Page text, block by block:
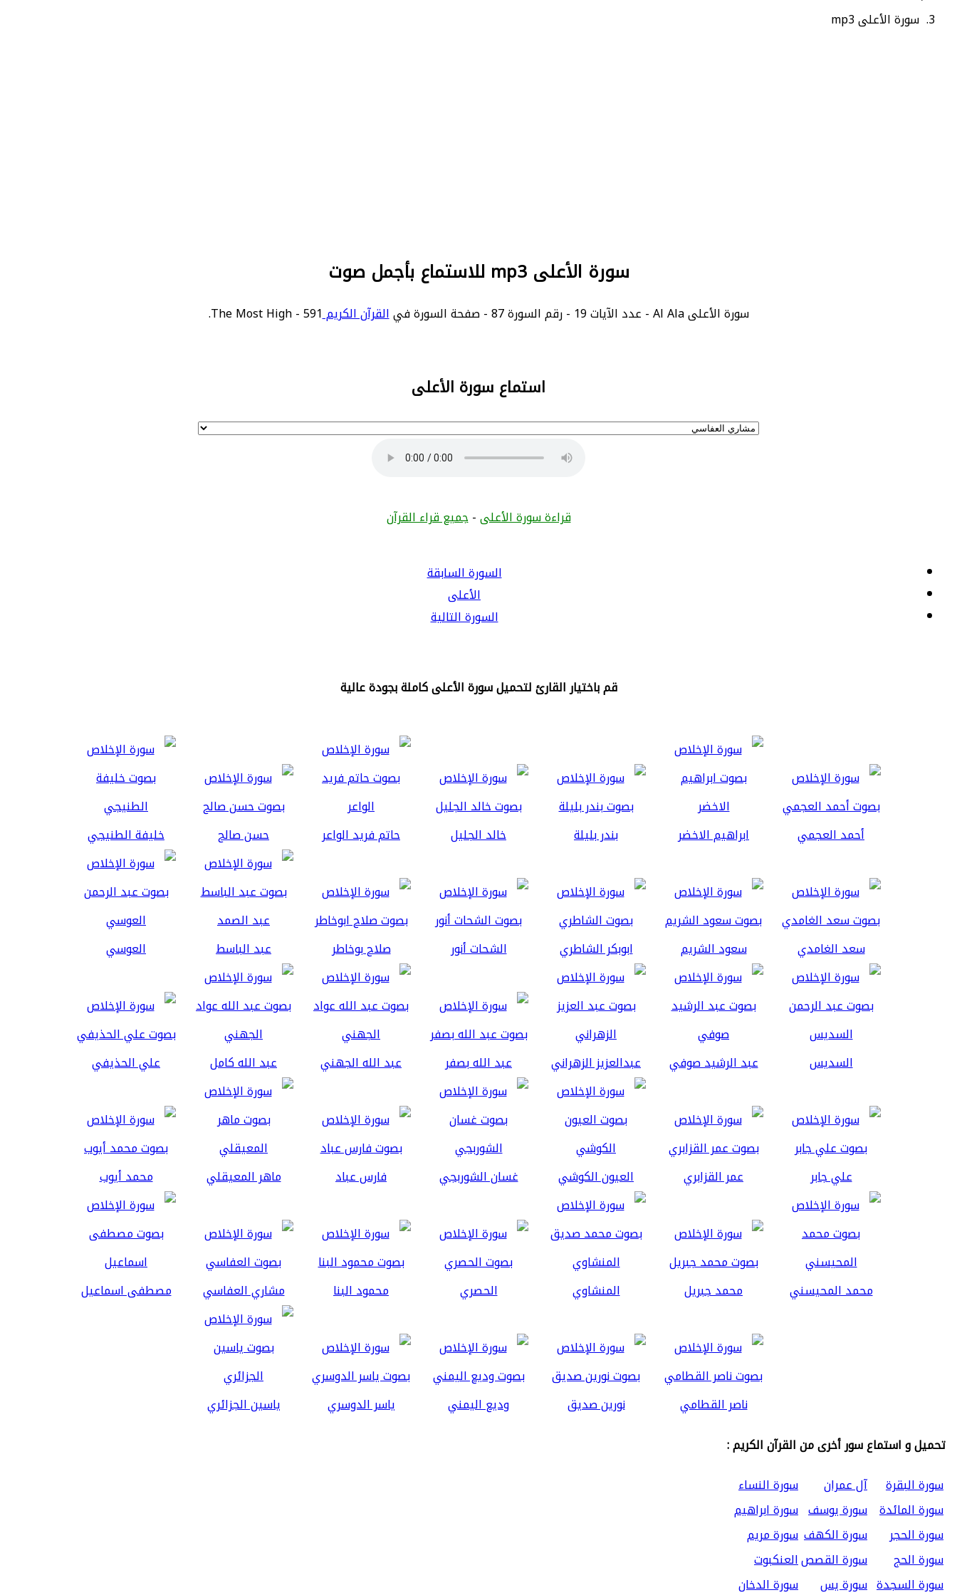
سورة الأعلى mp3
سورة الأعلى mp3 للاستماع بأجمل صوت
سورة الأعلى Al Ala - عدد الآيات 19 - رقم السورة 87 - صفحة السورة في القرآن الكريم591 - The Most High.
استماع سورة الأعلى
قراءة سورة الأعلى-جميع قراء القرآن
السورة السابقة
الأعلى
السورة التالية
قم باختيار القارئ لتحميل سورة الأعلى كاملة بجودة عالية
أحمد العجمي ابراهيم الاخضر بندر بليلة خالد الجليل حاتم فريد الواعر حسن صالح خليفة الطنيجي
سعد الغامدي سعود الشريم ابوبكر الشاطري الشحات أنور صلاح بوخاطر عبد الباسط العوسي
السديس عبد الرشيد صوفي عبدالعزيز الزهراني عبد الله بصفر عبد الله الجهني عبد الله كامل علي الحذيفي
علي جابر عمر القزابري العيون الكوشي غسان الشوربجي فارس عباد ماهر المعيقلي محمد أيوب
محمد المحيسني محمد جبريل المنشاوي الحصري محمود البنا مشاري العفاسي مصطفى اسماعيل
ناصر القطامي نورين صديق وديع اليمني ياسر الدوسري
ياسين الجزائري
تحميل و استماع سور أخرى من القرآن الكريم :
سورة البقرة
آل عمران
سورة النساء
سورة المائدة سورة يوسف سورة ابراهيم
سورة الحجر
سورة الكهف سورة مريم
سورة الحج
سورة القصصالعنكبوت
سورة السجدة سورة يس سورة الدخان